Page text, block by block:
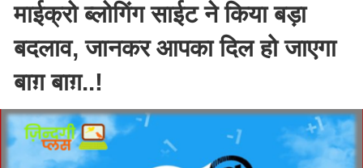
माईक्रो ब्लोगिंग साईट ने किया बड़ा
बदलाव, जानकर आपका दिल हो जाएगा
बाग़ बाग़..!